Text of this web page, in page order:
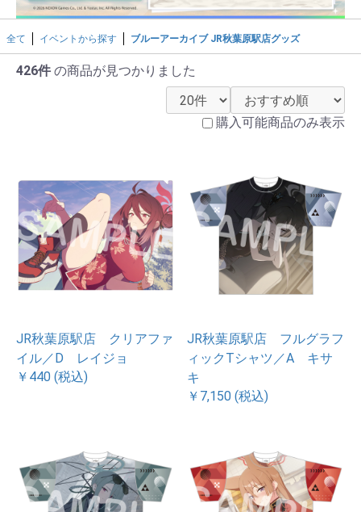
全て イベントから探す ブルーアーカイブ JR秋葉原駅店グッズ
426件 の商品が見つかりました
購入可能商品のみ表示
JR秋葉原駅店 クリアファ
イル／D レイジョ
￥440 (税込)
JR秋葉原駅店 フルグラフ
ィックTシャツ／A キサ
キ
￥7,150 (税込)